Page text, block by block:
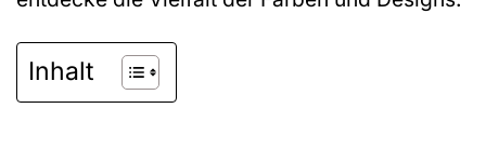
Inhalt